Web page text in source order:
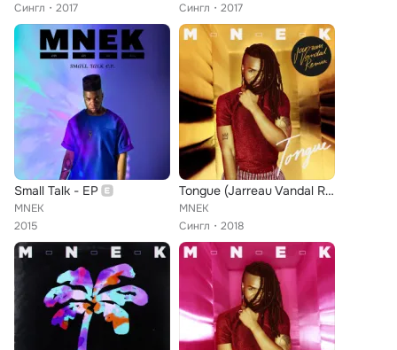
Сингл
2017
Сингл
2017
Small Talk - EP
MNEK
2015
Tongue (Jarreau Vandal Remix)
MNEK
Сингл
2018